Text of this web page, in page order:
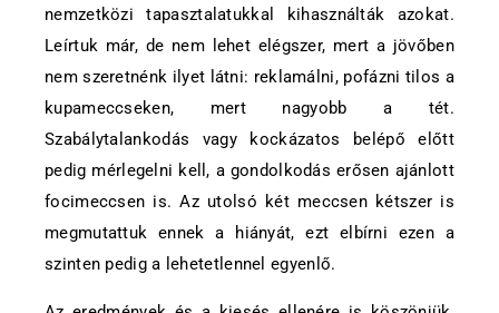
nemzetközi tapasztalatukkal kihasználták azokat.
Leírtuk már, de nem lehet elégszer, mert a jövőben
nem szeretnénk ilyet látni: reklamálni, pofázni tilos a
kupameccseken, mert nagyobb a tét.
Szabálytalankodás vagy kockázatos belépő előtt
pedig mérlegelni kell, a gondolkodás erősen ajánlott
focimeccsen is. Az utolsó két meccsen kétszer is
megmutattuk ennek a hiányát, ezt elbírni ezen a
szinten pedig a lehetetlennel egyenlő.